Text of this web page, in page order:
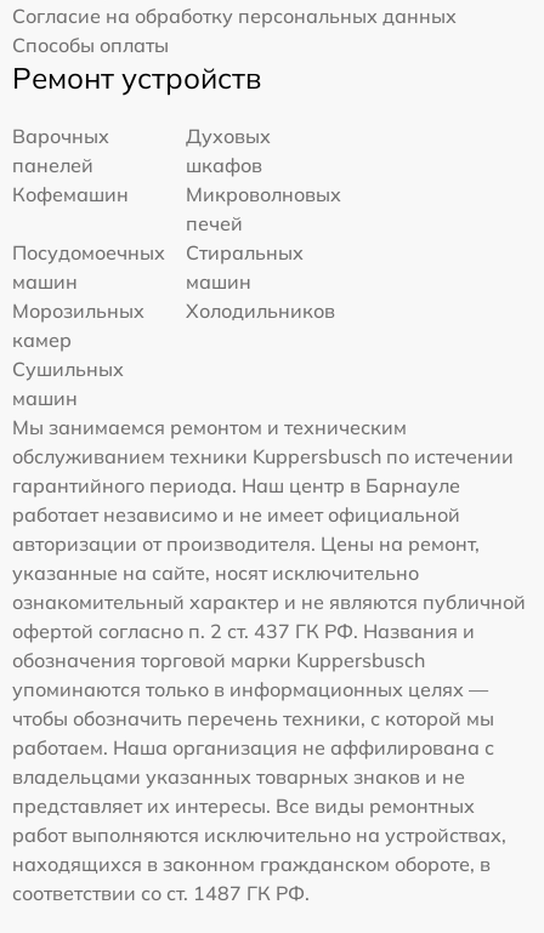
Согласие на обработку персональных данных
Способы оплаты
Ремонт устройств
Варочных
панелей
Духовых
шкафов
Кофемашин
Микроволновых
печей
Посудомоечных
машин
Стиральных
машин
Морозильных
камер
Холодильников
Сушильных
машин
Мы занимаемся ремонтом и техническим
обслуживанием техники Kuppersbusch по истечении
гарантийного периода. Наш центр в Барнауле
работает независимо и не имеет официальной
авторизации от производителя. Цены на ремонт,
указанные на сайте, носят исключительно
ознакомительный характер и не являются публичной
офертой согласно п. 2 ст. 437 ГК РФ. Названия и
обозначения торговой марки Kuppersbusch
упоминаются только в информационных целях —
чтобы обозначить перечень техники, с которой мы
работаем. Наша организация не аффилирована с
владельцами указанных товарных знаков и не
представляет их интересы. Все виды ремонтных
работ выполняются исключительно на устройствах,
находящихся в законном гражданском обороте, в
соответствии со ст. 1487 ГК РФ.